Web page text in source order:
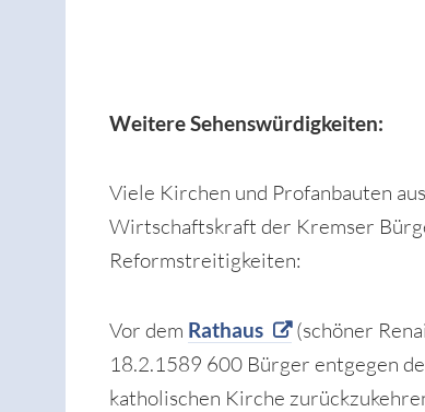
Weitere Sehenswürdigkeiten:
Viele Kirchen und Profanbauten
Wirtschaftskraft der Kremser
Reformstreitigkeiten:
Vor dem Rathaus
(schöner
18.2.1589 600 Bürger entgegen
katholischen Kirche